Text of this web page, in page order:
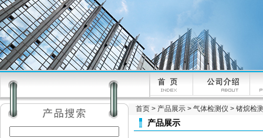
首页 > 产品展示 > 气体检测仪 > 锗烷检
产品展示